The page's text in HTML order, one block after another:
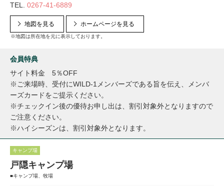
TEL. 0267-41-6889
地図を見る
※地図は所在地を元に表示しております。
ホームページを見る
会員特典
サイト料金 5％OFF
※ご来場時、受付にWILD-1メンバーズである旨を伝え、メンバ
ーズカードをご提示ください。
※チェックイン後の優待お申し出は、割引対象外となりますので
ご注意ください。
※ハイシーズンは、割引対象外となります。
キャンプ場
戸隠キャンプ場
■キャンプ場、牧場